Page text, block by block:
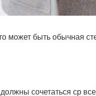
может быть обычная
сочетаться ср